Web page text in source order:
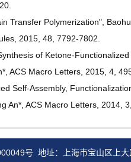
Transfer Polymerization",
2015, 48, 7792-7802.
of Ketone-
ACS Macro Letters, 2015, 4,
Self-Assembly,
An*, ACS Macro Letters, 2014,
号 地址：上海市宝山区上